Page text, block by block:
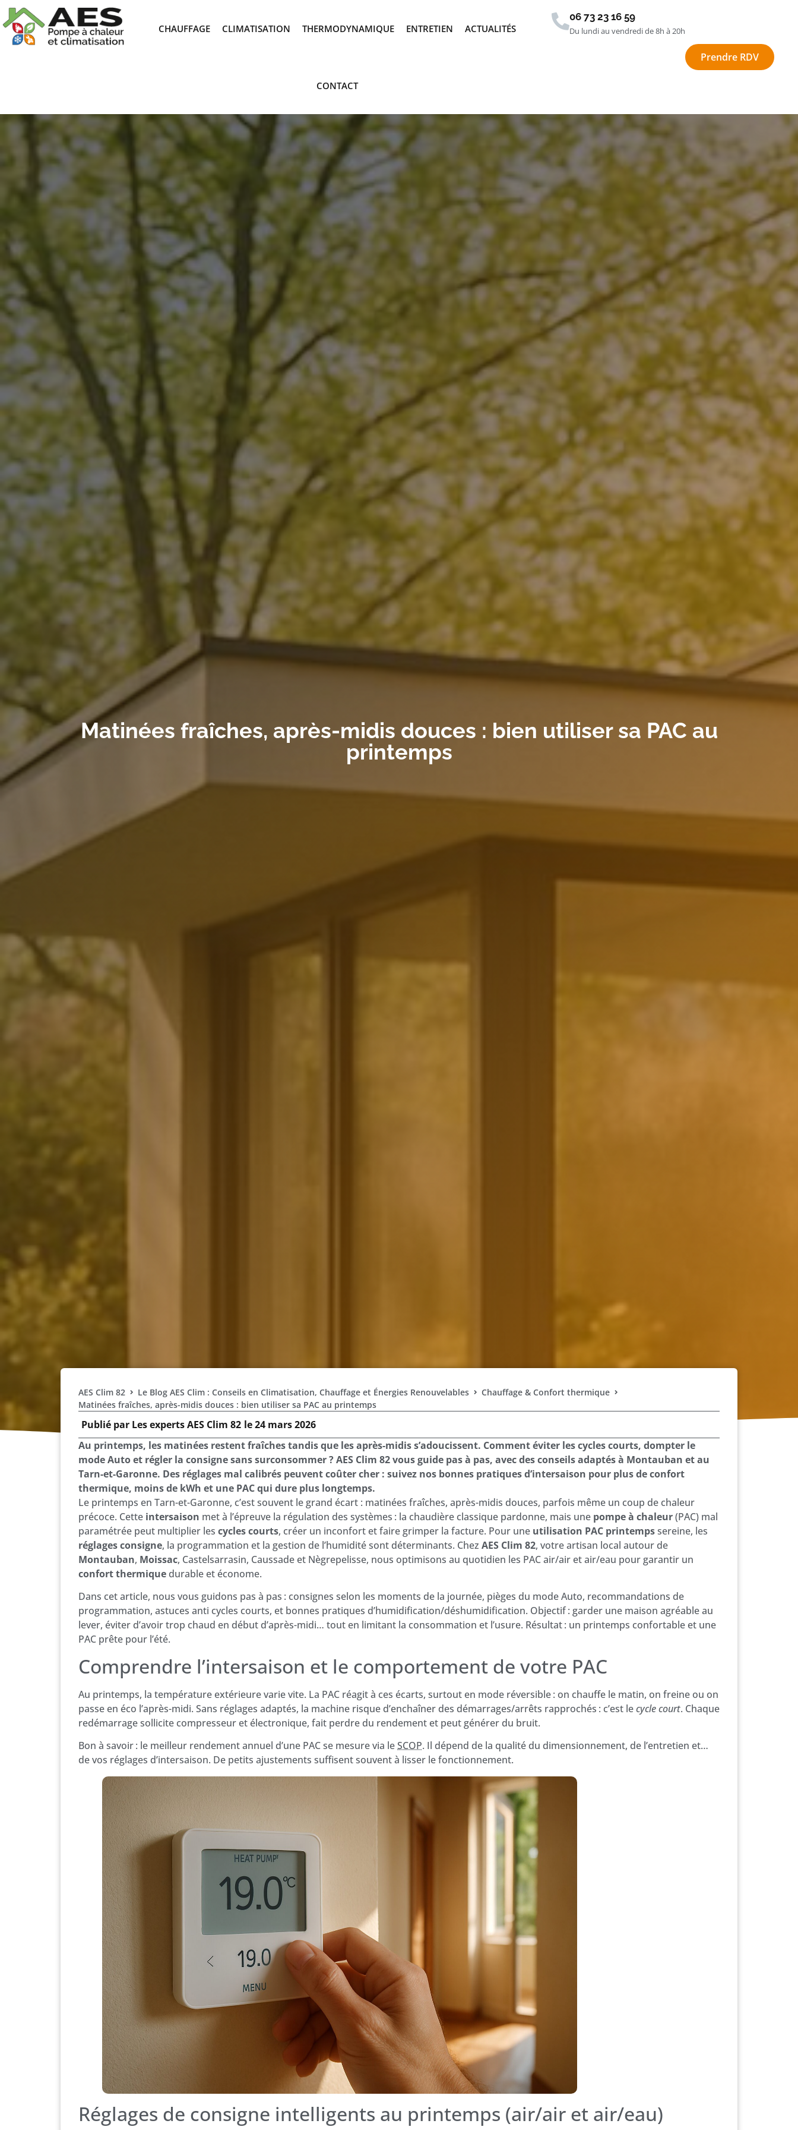
CHAUFFAGE CLIMATISATION THERMODYNAMIQUE ENTRETIEN ACTUALITÉS
CONTACT
06 73 23 16 59
Du lundi au vendredi de 8h à 20h
Prendre RDV
Matinées fraîches, après-midis douces : bien utiliser sa PAC au
printemps
AES Clim 82 Le Blog AES Clim : Conseils en Climatisation, Chauffage et Énergies Renouvelables
Chauffage & Confort thermique
Matinées fraîches, après-midis douces : bien utiliser sa PAC au printemps
Publié par Les experts AES Clim 82 le24 mars 2026
Au printemps, les matinées restent fraîches tandis que les après-midis s’adoucissent. Comment éviter les cycles courts, dompter le
mode Auto et régler la consigne sans surconsommer ? AES Clim 82 vous guide pas à pas, avec des conseils adaptés à Montauban et au
Tarn-et-Garonne. Des réglages mal calibrés peuvent coûter cher : suivez nos bonnes pratiques d’intersaison pour plus de confort
thermique, moins de kWh et une PAC qui dure plus longtemps.
Le printemps en Tarn-et-Garonne, c’est souvent le grand écart : matinées fraîches, après-midis douces, parfois même un coup de chaleur
précoce. Cette intersaison met à l’épreuve la régulation des systèmes : la chaudière classique pardonne, mais une pompe à chaleur(PAC) mal
paramétrée peut multiplier les cycles courts, créer un inconfort et faire grimper la facture. Pour une utilisation PAC printempssereine, les
réglages consigne, la programmation et la gestion de l’humidité sont déterminants. Chez AES Clim 82, votre artisan local autour de
Montauban, Moissac, Castelsarrasin, Caussade et Nègrepelisse, nous optimisons au quotidien les PAC air/air et air/eau pour garantir un
confort thermiquedurable et économe.
Dans cet article, nous vous guidons pas à pas : consignes selon les moments de la journée, pièges du mode Auto, recommandations de
programmation, astuces anti cycles courts, et bonnes pratiques d’humidification/déshumidification. Objectif : garder une maison agréable au
lever, éviter d’avoir trop chaud en début d’après-midi… tout en limitant la consommation et l’usure. Résultat : un printemps confortable et une
PAC prête pour l’été.
Comprendre l’intersaison et le comportement de votre PAC
Au printemps, la température extérieure varie vite. La PAC réagit à ces écarts, surtout en mode réversible : on chauffe le matin, on freine ou on
passe en éco l’après-midi. Sans réglages adaptés, la machine risque d’enchaîner des démarrages/arrêts rapprochés : c’est lecycle court. Chaque
redémarrage sollicite compresseur et électronique, fait perdre du rendement et peut générer du bruit.
Bon à savoir : le meilleur rendement annuel d’une PAC se mesure via leSCOP. Il dépend de la qualité du dimensionnement, de l’entretien et…
de vos réglages d’intersaison. De petits ajustements suffisent souvent à lisser le fonctionnement.
Réglages de consigne intelligents au printemps (air/air et air/eau)